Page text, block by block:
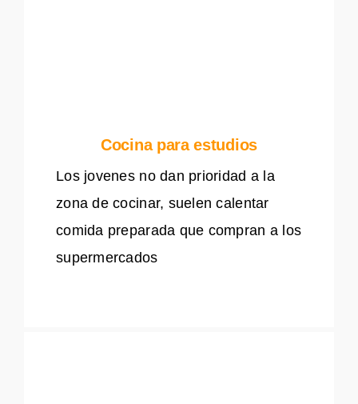
Cocina para estudios
Los jovenes no dan prioridad a la
zona de cocinar, suelen calentar
comida preparada que compran a los
supermercados